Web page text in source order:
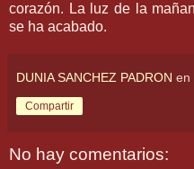
corazón. La luz de la
se ha acabado.
DUNIA SANCHEZ PADRON en
Compartir
No hay comentarios: